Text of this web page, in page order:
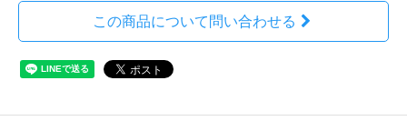
この商品について問い合わせる